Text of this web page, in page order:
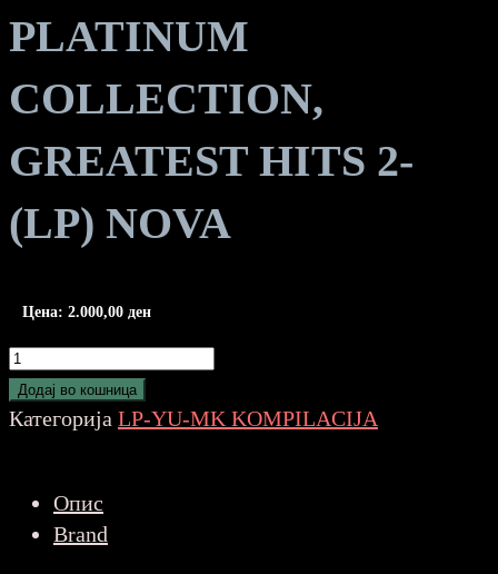
PLATINUM
COLLECTION,
GREATEST HITS 2-
(LP) NOVA
Цена: 2.000,00 ден
RAZNI
-
THE
GREATEST
HITS
Додај во кошница
Категорија LP-YU-MK KOMPILACIJA
Опис
Brand